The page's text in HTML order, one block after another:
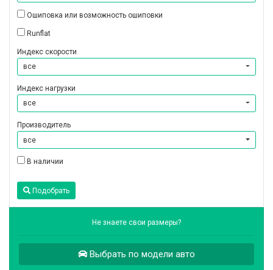
Ошиповка или возможность ошиповки
Runflat
Индекс скорости
все
Индекс нагрузки
все
Производитель
все
В наличии
Подобрать
Не знаете свои размеры?
Выбрать по модели авто